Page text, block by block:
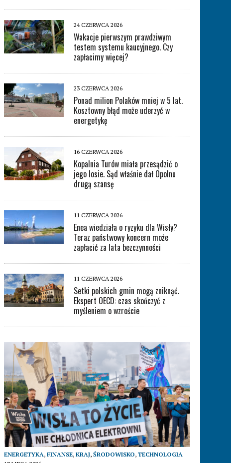
24 CZERWCA 2026
Wakacje pierwszym prawdziwym
testem systemu kaucyjnego. Czy
zapłacimy więcej?
23 CZERWCA 2026
Ponad milion Polaków mniej w 5 lat.
Kosztowny błąd może uderzyć w
energetykę
16 CZERWCA 2026
Kopalnia Turów miała przesądzić o
jego losie. Sąd właśnie dał Opolnu
drugą szansę
11 CZERWCA 2026
Enea wiedziała o ryzyku dla Wisły?
Teraz państwowy koncern może
zapłacić za lata bezczynności
11 CZERWCA 2026
Setki polskich gmin mogą zniknąć.
Ekspert OECD: czas skończyć z
myśleniem o wzroście
ENERGETYKA,FINANSE,KRAJ,ŚRODOWISKO,TECHNOLOGIA